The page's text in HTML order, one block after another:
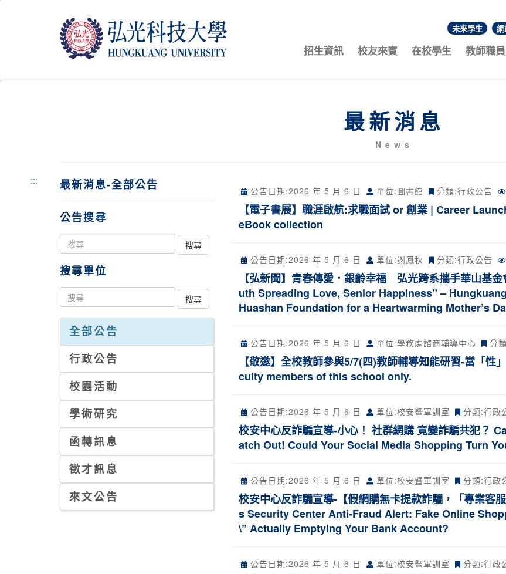
:::
未來學生
招生資訊 校友來賓 在校學生 教師職員
最新消息
News
::: 最新消息-全部公告
公告搜尋
搜尋單位
全部公告
行政公告
校園活動
學術研究
函轉訊息
徵才訊息
來文公告
公告日期:2026 年 5 月 6 日 單位:圖書館 分類:行政公告
【電子書展】職涯啟航:求職面試 or 創業 | Career
eBook collection
公告日期:2026 年 5 月 6 日 單位:謝鳳秋 分類:行政公告
【弘新聞】青春傳愛．銀齡幸福 弘光跨系攜手華山基
uth Spreading Love, Senior Happiness” –
Huashan Foundation for a Heartwarming Mother’s
公告日期:2026 年 5 月 6 日 單位:學務處諮商輔導中心 分
【敬邀】全校教師參與5/7(四)教師輔導知能研習-當「
culty members of this school only.
公告日期:2026 年 5 月 6 日 單位:校安暨軍訓室 分類:行政
校安中心反詐騙宣導-小心！ 社群網購 竟變詐騙共犯
atch Out! Could Your Social Media Shopping Turn
公告日期:2026 年 5 月 6 日 單位:校安暨軍訓室 分類:行政
校安中心反詐騙宣導-【假網購無卡提款詐騙，「專業客
s Security Center Anti-Fraud Alert: Fake Online
\” Actually Emptying Your Bank Account?
公告日期:2026 年 5 月 6 日 單位:校安暨軍訓室 分類:行政